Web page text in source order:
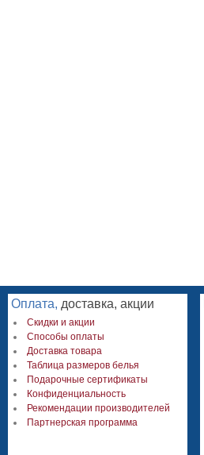
Оплата, доставка, акции
Скидки и акции
Способы оплаты
Доставка товара
Таблица размеров белья
Подарочные сертификаты
Конфиденциальность
Рекомендации производителей
Партнерская программа